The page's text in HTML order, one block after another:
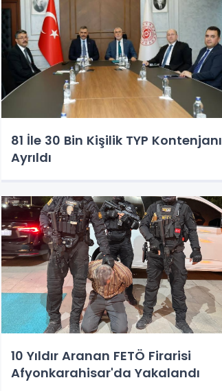
81 İle 30 Bin Kişilik TYP Kontenjanı
Ayrıldı
10 Yıldır Aranan FETÖ Firarisi
Afyonkarahisar'da Yakalandı